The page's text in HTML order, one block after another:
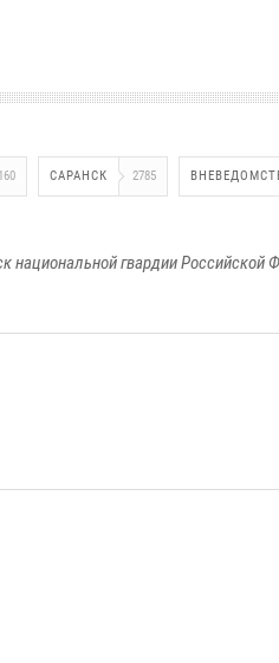
160 САРАНСК 2785
гвардии Российской